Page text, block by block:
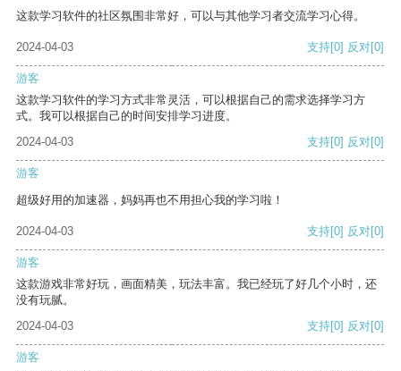
这款学习软件的社区氛围非常好，可以与其他学习者交流学习心得。
2024-04-03 支持[0] 反对[0]
游客
这款学习软件的学习方式非常灵活，可以根据自己的需求选择学习方
式。我可以根据自己的时间安排学习进度。
2024-04-03
支持[0] 反对[0]
游客
超级好用的加速器，妈妈再也不用担心我的学习啦！
2024-04-03 支持[0] 反对[0]
游客
这款游戏非常好玩，画面精美，玩法丰富。我已经玩了好几个小时，还
没有玩腻。
2024-04-03
支持[0] 反对[0]
游客